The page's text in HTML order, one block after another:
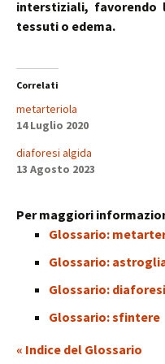
interstiziali,
tessuti o edema.
Correlati
metarteriola
14 Luglio 2020
diaforesi algida
13 Agosto 2023
Per maggiori
Glossario:
Glossario:
Glossario:
Glossario: sfintere
« Indice del Glossario